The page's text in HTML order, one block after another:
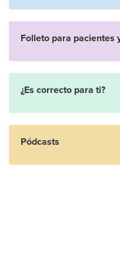
Folleto para pacientes
¿Es correcto para ti?
Pódcasts